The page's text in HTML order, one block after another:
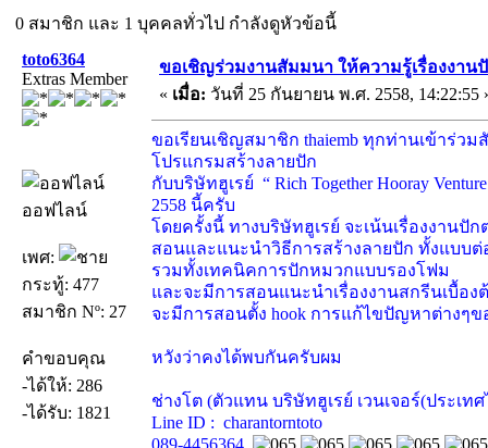
0 สมาชิก และ 1 บุคคลทั่วไป กำลังดูหัวข้อนี้
toto6364
Extras Member
ออฟไลน์
เพศ:
กระทู้: 477
สมาชิก Nº: 27
คำขอบคุณ
-ได้ให้: 286
-ได้รับ: 1821
ขอเชิญร่วมงานสัมมนา ให้ความรู้เรื่องงาน
« เมื่อ: วันที่ 25 กันยายน พ.ศ. 2558, 14:22:55
ขอเรียนเชิญสมาชิก thaiemb ทุกท่านเข้าร่ว
โปรแกรมสร้างลายปัก
กับบริษัทฮูเรย์ “ Rich Together Hooray
2558 นี้ครับ
โดยครั้งนี้ ทางบริษัทฮูเรย์ จะเน้นเรื่องงานปั
สอนและแนะนำวิธีการสร้างลายปัก ทั้งแบบ
รวมทั้งเทคนิคการปักหมวกแบบรองโฟม
และจะมีการสอนแนะนำเรื่องงานสกรีนเบื้อง
จะมีการสอนตั้ง hook การแก้ไขปัญหาต่างๆ
หวังว่าคงได้พบกันครับผม
ช่างโต (ตัวแทน บริษัทฮูเรย์ เวนเจอร์(ประเท
Line ID : charantorntoto
089-4456364